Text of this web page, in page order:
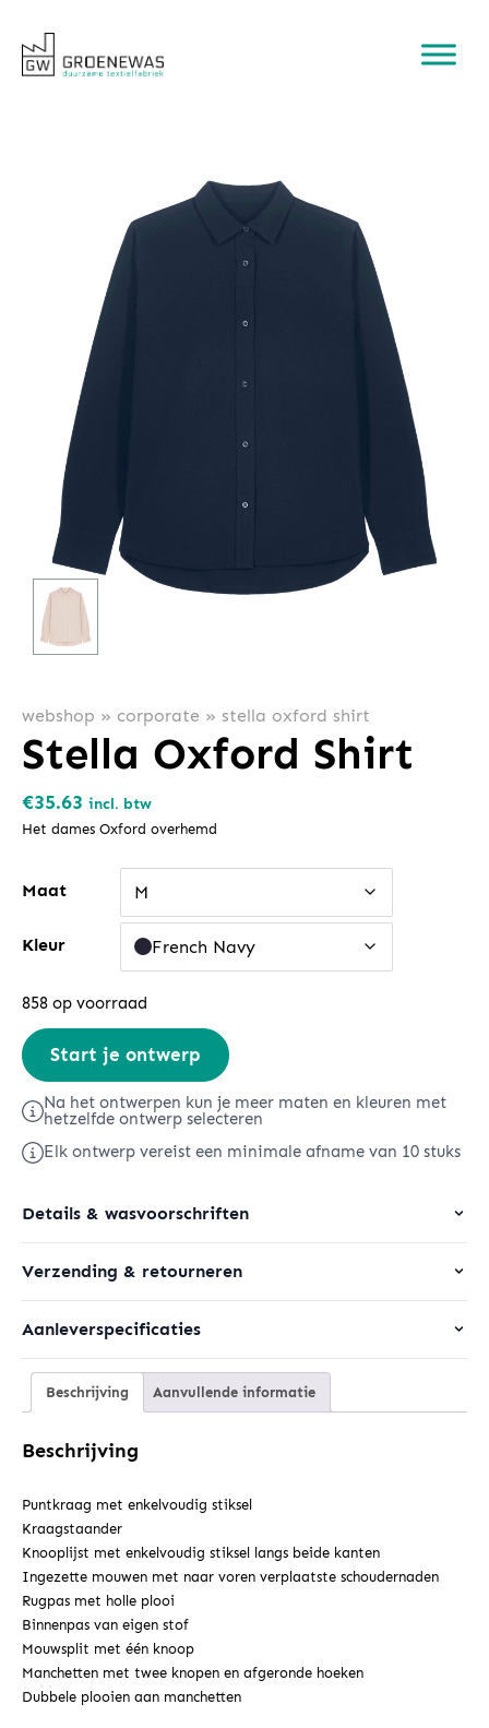
webshop » corporate » stella oxford shirt
Stella Oxford Shirt
€35.63 incl. btw
Het dames Oxford overhemd
Maat M
Kleur French Navy
858 op voorraad
Stella
Oxford
Shirt
aantal
Start je ontwerp
Na het ontwerpen kun je meer maten en kleuren met
hetzelfde ontwerp selecteren
Elk ontwerp vereist een minimale afname van 10 stuks
Details & wasvoorschriften
Verzending & retourneren
Aanleverspecificaties
Beschrijving Aanvullende informatie
Beschrijving
Puntkraag met enkelvoudig stiksel
Kraagstaander
Knooplijst met enkelvoudig stiksel langs beide kanten
Ingezette mouwen met naar voren verplaatste schoudernaden
Rugpas met holle plooi
Binnenpas van eigen stof
Mouwsplit met één knoop
Manchetten met twee knopen en afgeronde hoeken
Dubbele plooien aan manchetten